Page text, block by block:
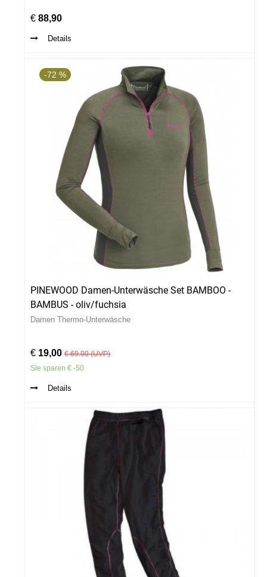
€ 88,90
Details
-72 %
PINEWOOD Damen-Unterwäsche Set BAMBOO -
BAMBUS - oliv/fuchsia
Damen Thermo-Unterwäsche
€ 19,00 € 69.00 (UVP)
Sie sparen € -50
Details